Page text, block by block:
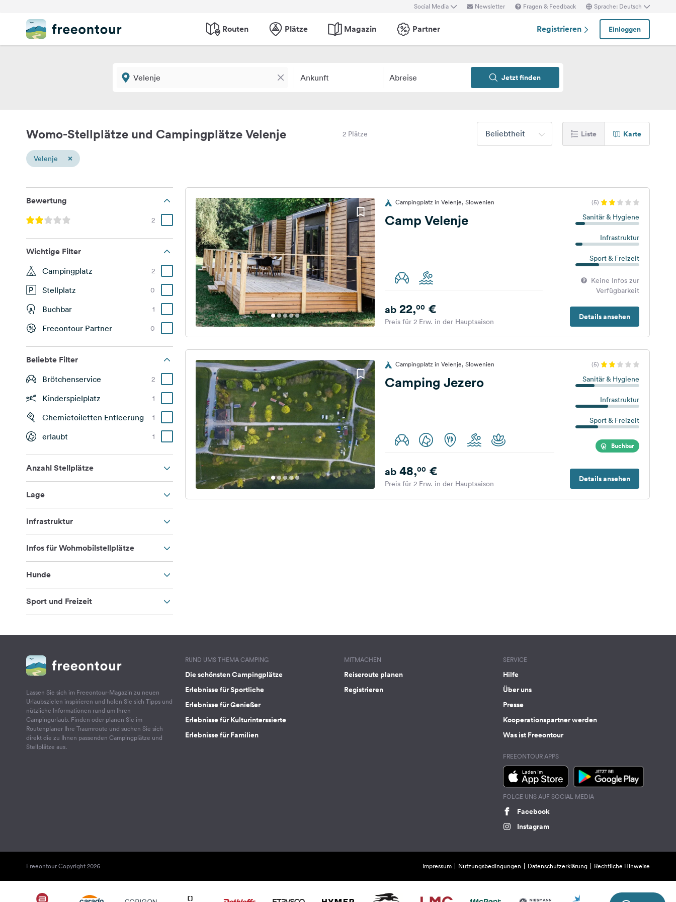
Social Media Newsletter Fragen & Feedback Sprache: Deutsch
Routen Plätze Magazin Partner Registrieren Einloggen
Ankunft Abreise Jetzt finden
Womo-Stellplätze und Campingplätze Velenje 2 Plätze Beliebtheit Liste Karte
Velenje ×
Bewertung
2
Wichtige Filter
Campingplatz 2
Stellplatz 0
Buchbar 1
Freeontour Partner 0
Beliebte Filter
Brötchenservice 2
Kinderspielplatz 1
Chemietoiletten Entleerung 1
erlaubt 1
Anzahl Stellplätze
Lage
Infrastruktur
Infos für Wohmobilstellplätze
Hunde
Sport und Freizeit
Campingplatz in Velenje, Slowenien (5)
Camp Velenje Sanitär & Hygiene
Infrastruktur
Sport & Freizeit
Keine Infos zur
Verfügbarkeit
Details ansehen
ab22,00€
Preis für 2 Erw. in der Hauptsaison
Campingplatz in Velenje, Slowenien (5)
Camping Jezero Sanitär & Hygiene
Infrastruktur
Sport & Freizeit
Buchbar
Details ansehen
ab48,00€
Preis für 2 Erw. in der Hauptsaison
Lassen Sie sich im Freeontour-Magazin zu neuen
Urlaubszielen inspirieren und holen Sie sich Tipps und
nützliche Informationen rund um Ihren
Campingurlaub. Finden oder planen Sie im
Routenplaner Ihre Traumroute und suchen Sie sich
direkt die zu Ihnen passenden Campingplätze und
Stellplätze aus.
RUND UMS THEMA CAMPING
Die schönsten Campingplätze
Erlebnisse für Sportliche
Erlebnisse für Genießer
Erlebnisse für Kulturinterssierte
Erlebnisse für Familien
MITMACHEN
Reiseroute planen
Registrieren
SERVICE
Hilfe
Über uns
Presse
Kooperationspartner werden
Was ist Freeontour
FREEONTOUR APPS
FOLGE UNS AUF SOCIAL MEDIA
Facebook
Instagram
Freeontour Copyright 2026 Impressum Nutzungsbedingungen Datenschutzerklärung Rechtliche Hinweise